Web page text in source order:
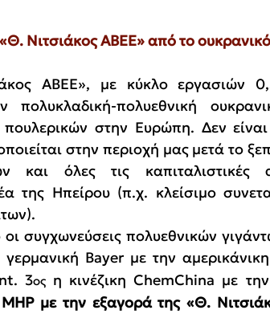
Νιτσιάκος ΑΒΕΕ» από το
ΑΒΕΕ», με κύκλο εργασιών
πολυκλαδική-πολυεθνική
στην Ευρώπη. Δεν
στην περιοχή μας μετά το
και όλες τις καπιταλιστικές
της Ηπείρου (π.χ. κλείσιμο
συγχωνεύσεις πολυεθνικών
γερμανική Bayer με την
3ος η κινέζικη ChemChina με
με την εξαγορά της «Θ.